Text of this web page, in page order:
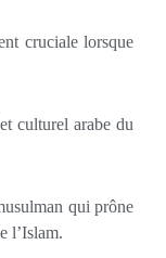
cruciale lorsque
culturel arabe du
qui prône
l’Islam.